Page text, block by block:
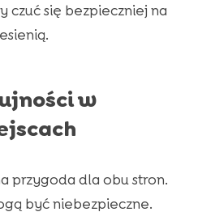
czuć się bezpieczniej na
w
przygoda dla obu stron.
być niebezpieczne.